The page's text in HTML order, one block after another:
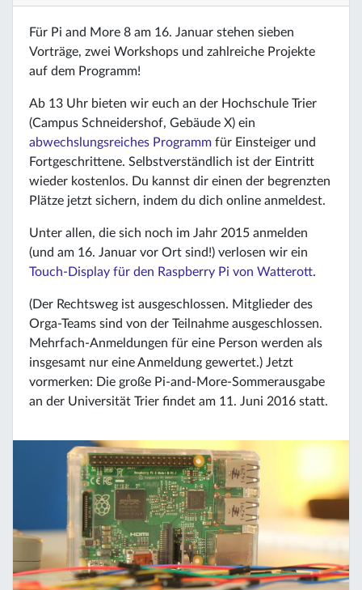
Für Pi and More 8 am 16. Januar stehen sieben
Vorträge, zwei Workshops und zahlreiche Projekte
auf dem Programm!
Ab 13 Uhr bieten wir euch an der Hochschule Trier
(Campus Schneidershof, Gebäude X) ein
abwechslungsreiches Programm für Einsteiger und
Fortgeschrittene. Selbstverständlich ist der Eintritt
wieder kostenlos. Du kannst dir einen der begrenzten
Plätze jetzt sichern, indem du dich online anmeldest.
Unter allen, die sich noch im Jahr 2015 anmelden
(und am 16. Januar vor Ort sind!) verlosen wir ein
Touch-Display für den Raspberry Pi von Watterott.
(Der Rechtsweg ist ausgeschlossen. Mitglieder des
Orga-Teams sind von der Teilnahme ausgeschlossen.
Mehrfach-Anmeldungen für eine Person werden als
insgesamt nur eine Anmeldung gewertet.) Jetzt
vormerken: Die große Pi-and-More-Sommerausgabe
an der Universität Trier findet am 11. Juni 2016 statt.